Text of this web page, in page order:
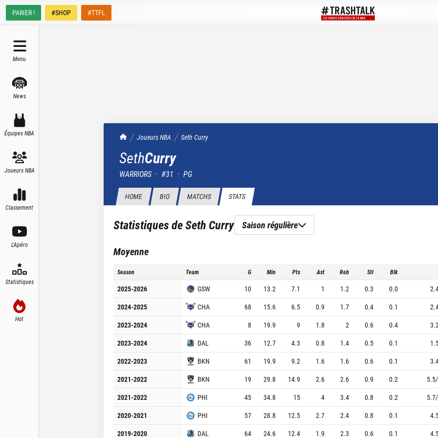
PARIER ! #SHOP #TTFL
Menu
News
Équipes NBA
Joueurs NBA
Classement
L'Apéro
Statistiques
Hot
TrashTalk Actu NBA
Joueurs NBA Seth Curry
SethCurry
WARRIORS · #31 · PG
HOME BIO MATCHS STATS
Statistiques deSeth Curry Saison régulière
Moyenne
Season Team G Min Pts Ast Reb Stl Blk
2025-2026 GSW 10 13.2 7.1 1 1.2 0.3 0.0
2024-2025
CHA 68 15.6 6.5 0.9 1.7 0.4 0.1
2023-2024
CHA 8 19.9 9 1.8 2 0.6 0.4
2023-2024
DAL 36 12.7 4.3 0.8 1.4 0.5 0.1
2022-2023
BKN 61 19.9 9.2 1.6 1.6 0.6 0.1
2021-2022
BKN 19 29.8 14.9 2.6 2.6 0.9 0.2
2021-2022
PHI 45 34.8 15 4 3.4 0.8 0.2
2020-2021
PHI 57 28.8 12.5 2.7 2.4 0.8 0.1
2019-2020
DAL 64 24.6 12.4 1.9 2.3 0.6 0.1